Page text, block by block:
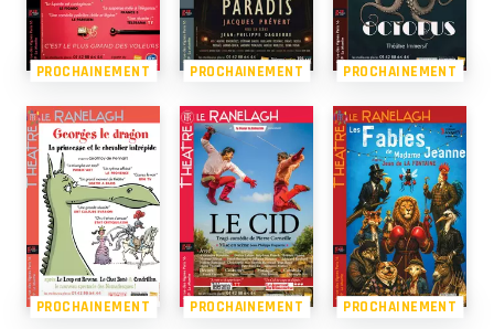
PROCHAINEMENT PROCHAINEMENT PROCHAINEMENT
PROCHAINEMENT PROCHAINEMENT PROCHAINEMENT